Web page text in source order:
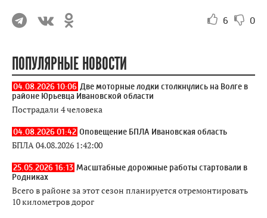
6 0
ПОПУЛЯРНЫЕ НОВОСТИ
04.08.2026 10:06 Две моторные лодки столкнулись на Волге в
районе Юрьевца Ивановской области
Пострадали 4 человека
04.08.2026 01:42 Оповещение БПЛА Ивановская область
БПЛА 04.08.2026 1:42:00
25.05.2026 16:13 Масштабные дорожные работы стартовали в
Родниках
Всего в районе за этот сезон планируется отремонтировать
10 километров дорог